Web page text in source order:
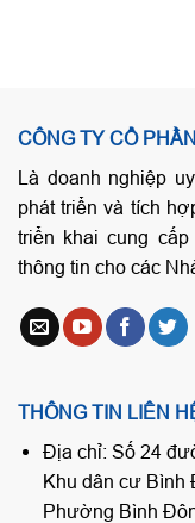
CÔNG TY CỔ
Là doanh nghiệp
phát triển và tích
triển khai cung
thông tin cho các
THÔNG TIN LIÊN
Địa chỉ: Số 24
Khu dân cư Bình
Phường Bình